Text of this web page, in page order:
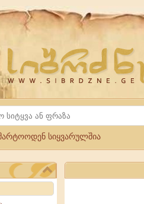
Website
Sibrdzne.ge
სიყვარულშია